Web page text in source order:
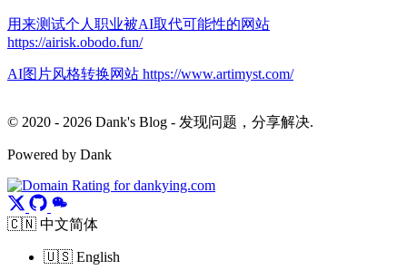
用来测试个人职业被AI取代可能性的网站
https://airisk.obodo.fun/
AI图片风格转换网站 https://www.artimyst.com/
© 2020 - 2026 Dank's Blog - 发现问题，分享解决.
Powered by Dank
🇨🇳 中文简体
🇺🇸 English